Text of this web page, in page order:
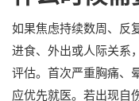
如果焦虑持续数周、反
进食、外出或人际关系
评估。首次严重胸痛、
应优先就医。若出现自